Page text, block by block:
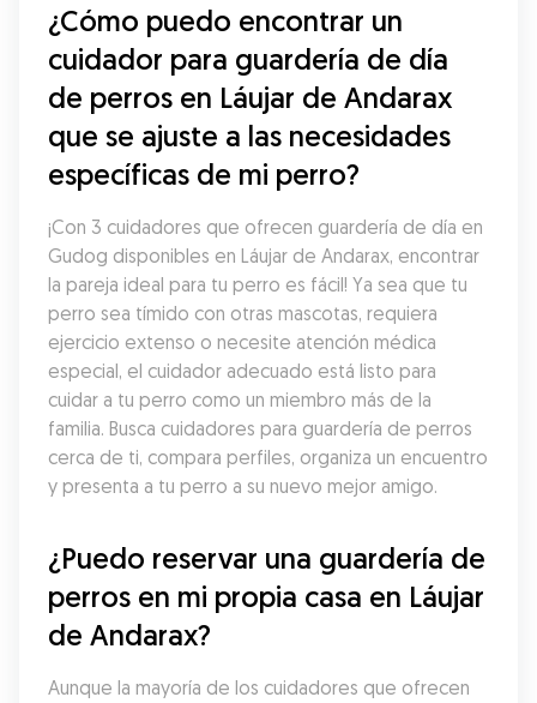
¿Cómo puedo encontrar un
cuidador para guardería de día
de perros en Láujar de Andarax
que se ajuste a las necesidades
específicas de mi perro?
¡Con 3 cuidadores que ofrecen guardería de día en
Gudog disponibles en Láujar de Andarax, encontrar
la pareja ideal para tu perro es fácil! Ya sea que tu
perro sea tímido con otras mascotas, requiera
ejercicio extenso o necesite atención médica
especial, el cuidador adecuado está listo para
cuidar a tu perro como un miembro más de la
familia. Busca cuidadores para guardería de perros
cerca de ti, compara perfiles, organiza un encuentro
y presenta a tu perro a su nuevo mejor amigo.
¿Puedo reservar una guardería de
perros en mi propia casa en Láujar
de Andarax?
Aunque la mayoría de los cuidadores que ofrecen